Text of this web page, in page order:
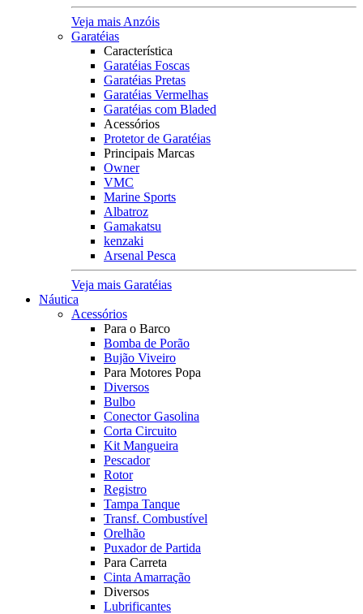
Veja mais Anzóis
Garatéias
Característica
Garatéias Foscas
Garatéias Pretas
Garatéias Vermelhas
Garatéias com Bladed
Acessórios
Protetor de Garatéias
Principais Marcas
Owner
VMC
Marine Sports
Albatroz
Gamakatsu
kenzaki
Arsenal Pesca
Veja mais Garatéias
Náutica
Acessórios
Para o Barco
Bomba de Porão
Bujão Viveiro
Para Motores Popa
Diversos
Bulbo
Conector Gasolina
Corta Circuito
Kit Mangueira
Pescador
Rotor
Registro
Tampa Tanque
Transf. Combustível
Orelhão
Puxador de Partida
Para Carreta
Cinta Amarração
Diversos
Lubrificantes